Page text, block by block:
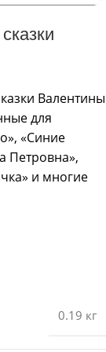
Валентины
для
«Синие
Петровна»,
и многие
0.19 кг